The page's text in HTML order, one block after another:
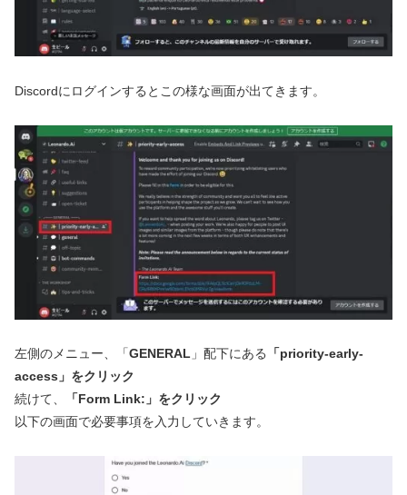
Discordにログインするとこの様な画面が出てきます。
左側のメニュー、「GENERAL 」配下にある
「priority-early-
access」をクリック
続けて、
「Form Link:」をクリック
以下の画面で必要事項を入力していきます。